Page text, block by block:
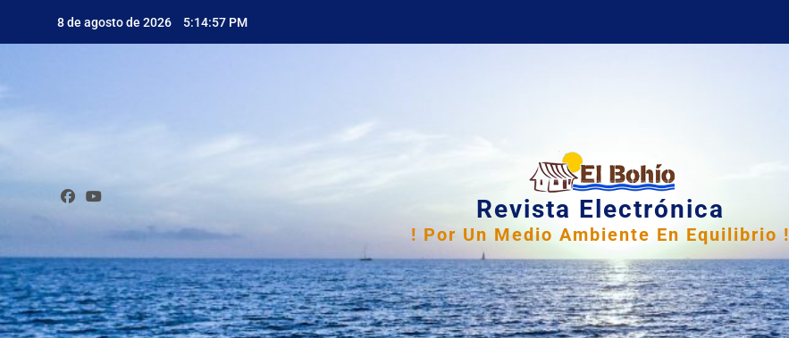
8 de agosto de 2026 5:14:59 PM
Revista Electrónica
! Por Un Medio Ambiente En Equilibrio !